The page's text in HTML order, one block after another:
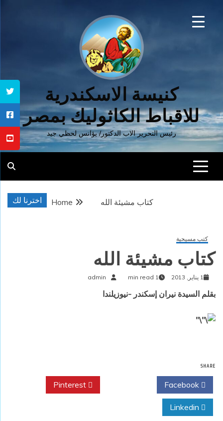
كنيسة الاسكندرية
للاقباط الكاثوليك بمصر
رئيس التحرير الاب الدكتور/ يؤانس لحظي جيد
اخترنا لك Home كتاب مشيئة الله
كتب مسيحية
كتاب مشيئة الله
1 يناير, 2013 1 min read
admin
بقلم السيدة نيران إسكندر -نيوزيلندا
SHARE